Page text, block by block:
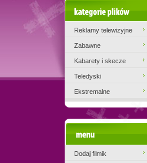
Kategorie plików
Reklamy telewizyjne
Zabawne
Kabarety i skecze
Teledyski
Ekstremalne
Dodaj filmik